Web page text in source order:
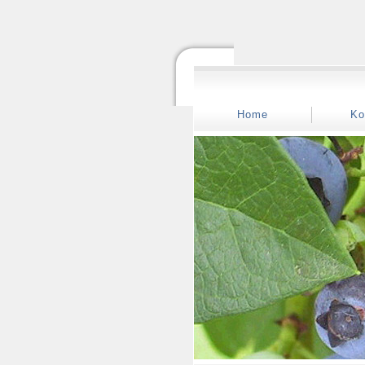
Home